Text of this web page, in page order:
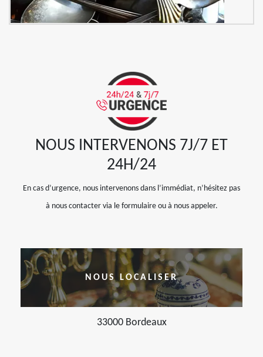
NOUS INTERVENONS 7J/7 ET
24H/24
En cas d’urgence, nous intervenons dans l’immédiat, n’hésitez pas
à nous contacter via le formulaire ou à nous appeler.
NOUS LOCALISER
33000 Bordeaux